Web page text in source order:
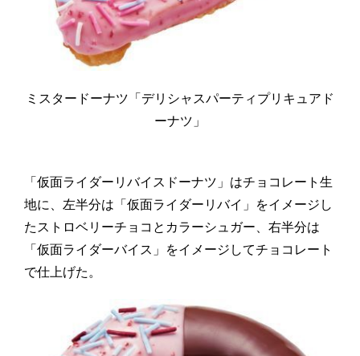
ミスタードーナツ「デリシャスパーティプリキュアド
ーナツ」
「仮面ライダーリバイスドーナツ」はチョコレート生
地に、左半分は「仮面ライダーリバイ」をイメージし
たストロベリーチョコとカラーシュガー、右半分は
「仮面ライダーバイス」をイメージしてチョコレート
で仕上げた。